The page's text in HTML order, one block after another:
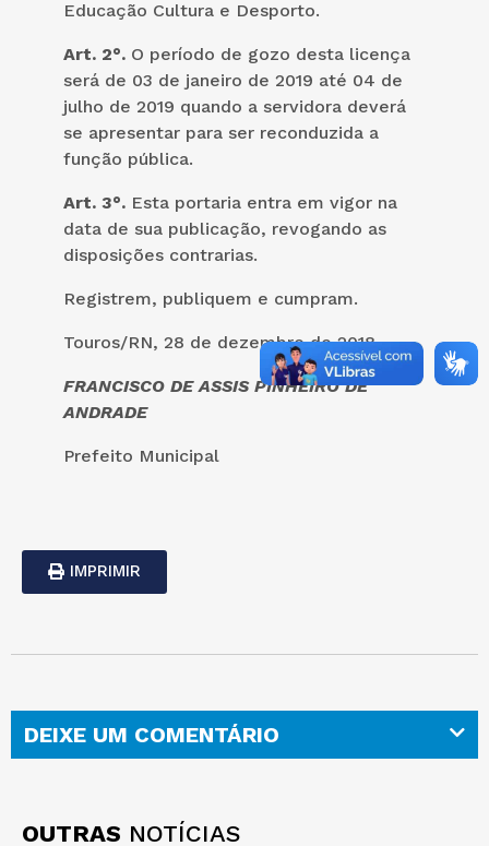
Educação Cultura e Desporto.
Art. 2°. O período de gozo desta licença
será de 03 de janeiro de 2019 até 04 de
julho de 2019 quando a servidora deverá
se apresentar para ser reconduzida a
função pública.
Art. 3°. Esta portaria entra em vigor na
data de sua publicação, revogando as
disposições contrarias.
Registrem, publiquem e cumpram.
Touros/RN, 28 de dezembro de 2018.
FRANCISCO DE ASSIS PINHEIRO DE
ANDRADE
Prefeito Municipal
IMPRIMIR
DEIXE UM COMENTÁRIO
OUTRAS NOTÍCIAS